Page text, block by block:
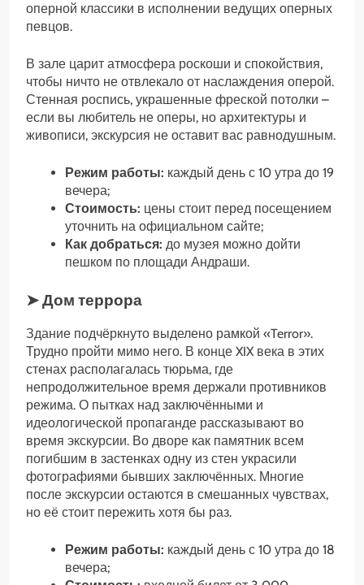
оперной классики в исполнении ведущих оперных
певцов.
В зале царит атмосфера роскоши и спокойствия,
чтобы ничто не отвлекало от наслаждения оперой.
Стенная роспись, украшенные фреской потолки –
если вы любитель не оперы, но архитектуры и
живописи, экскурсия не оставит вас равнодушным.
Режим работы: каждый день с 10 утра до 19
вечера;
Стоимость: цены стоит перед посещением
уточнить на официальном сайте;
Как добраться: до музея можно дойти
пешком по площади Андраши.
➤ Дом террора
Здание подчёркнуто выделено рамкой «Terror».
Трудно пройти мимо него. В конце XIX века в этих
стенах располагалась тюрьма, где
непродолжительное время держали противников
режима. О пытках над заключёнными и
идеологической пропаганде рассказывают во
время экскурсии. Во дворе как памятник всем
погибшим в застенках одну из стен украсили
фотографиями бывших заключённых. Многие
после экскурсии остаются в смешанных чувствах,
но её стоит пережить хотя бы раз.
Режим работы: каждый день с 10 утра до 18
вечера;